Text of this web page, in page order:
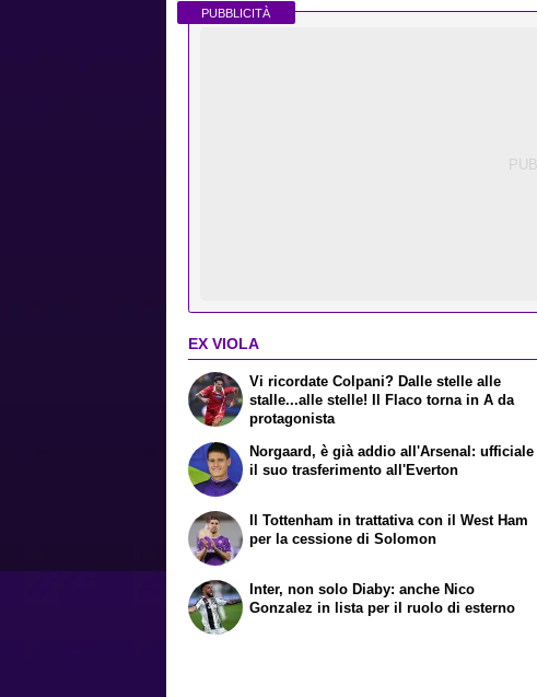
PUBBLICITÀ
EX VIOLA
Vi ricordate Colpani? Dalle stelle alle
stalle...alle stelle! Il Flaco torna in A da
protagonista
Norgaard, è già addio all'Arsenal: ufficiale
il suo trasferimento all'Everton
Il Tottenham in trattativa con il West Ham
per la cessione di Solomon
Inter, non solo Diaby: anche Nico
Gonzalez in lista per il ruolo di esterno